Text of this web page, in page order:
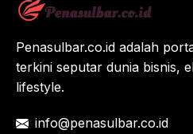
Penasulbar.co.id adalah
terkini seputar dunia bisnis,
lifestyle.
info@penasulbar.co.id